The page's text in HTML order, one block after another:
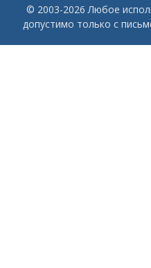
© 2003-2026 Любое
допустимо только с